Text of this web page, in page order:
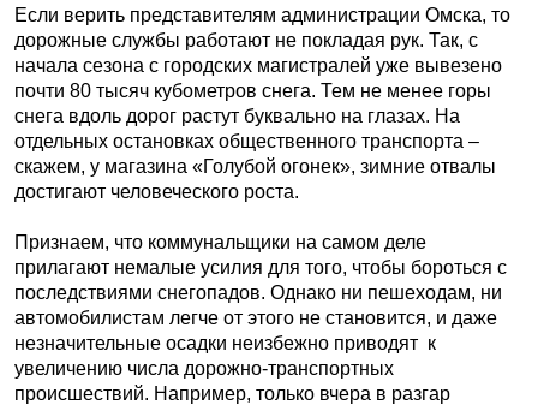
Если верить представителям администрации Омска, то
дорожные службы работают не покладая рук. Так, с
начала сезона с городских магистралей уже вывезено
почти 80 тысяч кубометров снега. Тем не менее горы
снега вдоль дорог растут буквально на глазах. На
отдельных остановках общественного транспорта –
скажем, у магазина «Голубой огонек», зимние отвалы
достигают человеческого роста.
Признаем, что коммунальщики на самом деле
прилагают немалые усилия для того, чтобы бороться с
последствиями снегопадов. Однако ни пешеходам, ни
автомобилистам легче от этого не становится, и даже
незначительные осадки неизбежно приводят к
увеличению числа дорожно-транспортных
происшествий. Например, только вчера в разгар